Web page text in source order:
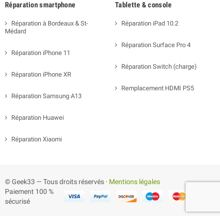
Réparation smartphone
Réparation à Bordeaux & St-
Médard
Réparation iPhone 11
Réparation iPhone XR
Réparation Samsung A13
Réparation Huawei
Réparation Xiaomi
Tablette & console
Réparation iPad 10.2
Réparation Surface Pro 4
Réparation Switch (charge)
Remplacement HDMI PS5
© Geek33 — Tous droits réservés · Mentions légales
Paiement 100 %
sécurisé